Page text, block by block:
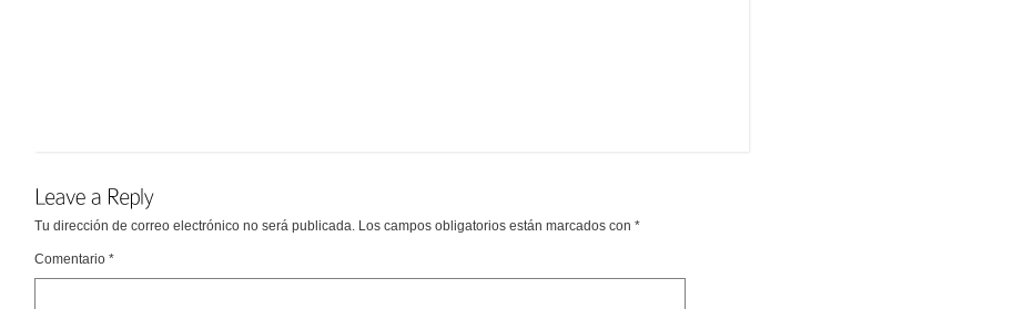
Tu dirección de correo electrónico no será publicada. Los campos obligatorios están marcados con*
Comentario*